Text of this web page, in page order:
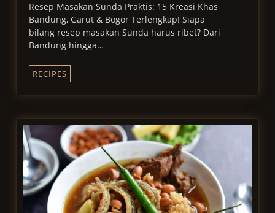
Resep Masakan Sunda Praktis: 15 Kreasi Khas
Bandung, Garut & Bogor Terlengkap! Siapa
bilang resep masakan Sunda harus ribet? Dari
Bandung hingga…
RECIPES